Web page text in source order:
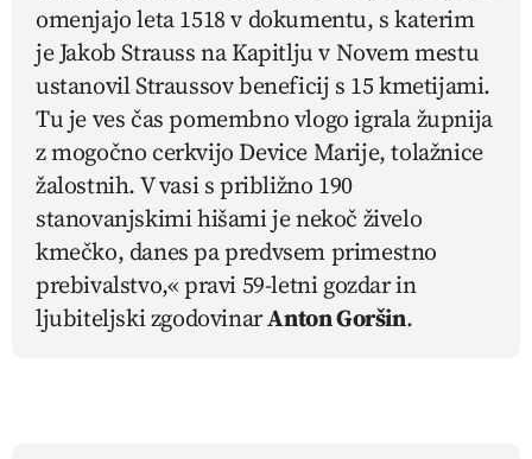
omenjajo leta 1518 v dokumentu, s katerim
je Jakob Strauss na Kapitlju v Novem mestu
ustanovil Straussov beneficij s 15 kmetijami.
Tu je ves čas pomembno vlogo igrala župnija
z mogočno cerkvijo Device Marije, tolažnice
žalostnih. V vasi s približno 190
stanovanjskimi hišami je nekoč živelo
kmečko, danes pa predvsem primestno
prebivalstvo,« pravi 59-letni gozdar in
ljubiteljski zgodovinarAnton Goršin.